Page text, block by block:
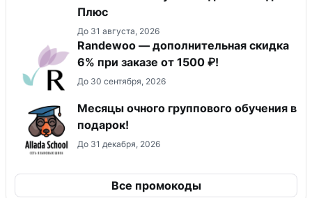
Плюс
До 31 августа, 2026
Randewoo — дополнительная скидка
6% при заказе от 1500 ₽!
До 30 сентября, 2026
Месяцы очного группового обучения в
подарок!
До 31 декабря, 2026
Все промокоды